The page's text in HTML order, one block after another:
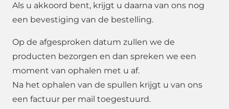
Als u akkoord bent, krijgt u daarna van ons nog
een bevestiging van de bestelling.
Op de afgesproken datum zullen we de
producten bezorgen en dan spreken we een
moment van ophalen met u af.
Na het ophalen van de spullen krijgt u van ons
een factuur per mail toegestuurd.